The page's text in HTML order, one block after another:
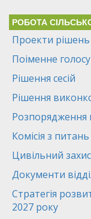
РОБОТА
Проекти рішень
Поіменне
Рішення сесій
Рішення
Розпорядження
Комісія з
Цивільний
Документи
Стратегія
2027 року